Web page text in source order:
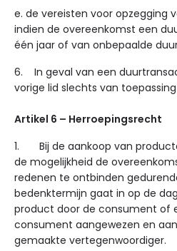
e. de vereisten voor opzegging
indien de overeenkomst een
één jaar of van onbepaalde
6. In geval van een
vorige lid slechts van
Artikel 6 – Herroepingsrecht
1. Bij de aankoop van
de mogelijkheid de
redenen te ontbinden
bedenktermijn gaat in op de
product door de consument of
consument aangewezen en
gemaakte vertegenwoordiger.